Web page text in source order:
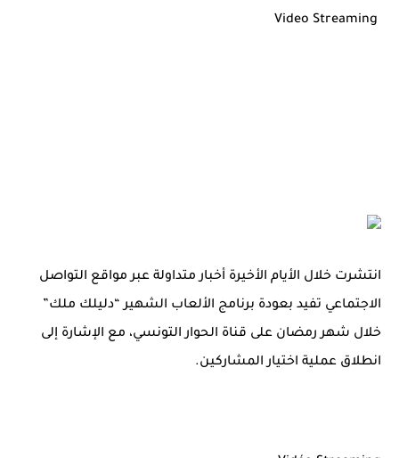
انتشرت خلال الأيام الأخيرة أخبار متداولة عبر مواقع التواصل
الاجتماعي تفيد بعودة برنامج الألعاب الشهير “دليلك ملك”
خلال شهر رمضان على قناة الحوار التونسي، مع الإشارة إلى
انطلاق عملية اختيار المشاركين.